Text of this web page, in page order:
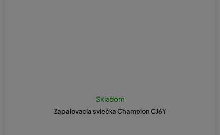
Zapalovacia sviečka Champion CJ6Y
Skladom